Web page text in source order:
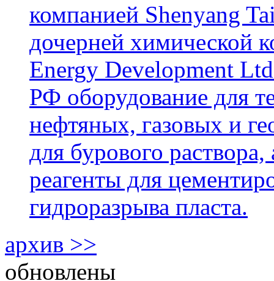
компанией Shenyang
дочерней химической
Energy Development
РФ оборудование для
нефтяных, газовых и
для бурового
реагенты для
гидроразрыва пласта.
архив >>
обновлены